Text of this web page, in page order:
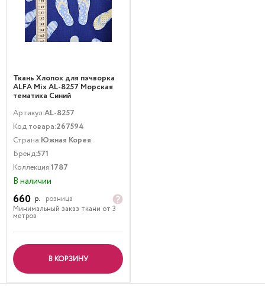
Ткань Хлопок для пэчворка
ALFA Mix AL-8257 Морская
тематика Синий
Артикул:AL-8257
Код товара:267594
Страна:Южная Корея
Бренд:571
Коллекция:1787
В наличии
660 р.
розница
Минимальный заказ ткани от 3
метров
В КОРЗИНУ